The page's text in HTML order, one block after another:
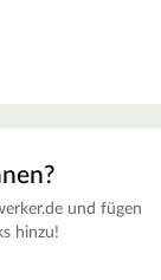
und fügen
hinzu!